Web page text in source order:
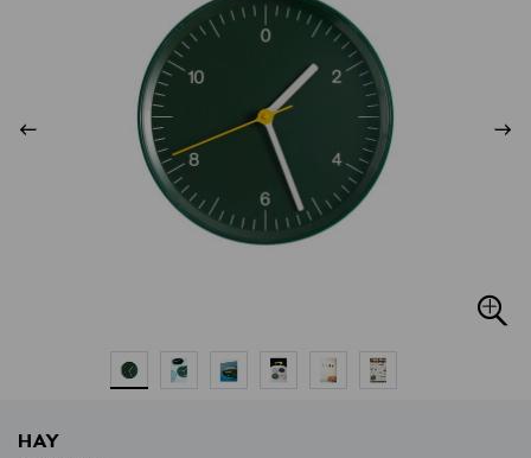
HAY